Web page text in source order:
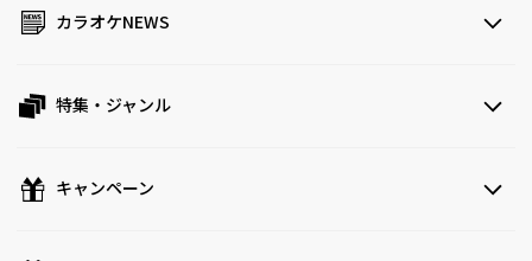
カラオケNEWS
特集・ジャンル
キャンペーン